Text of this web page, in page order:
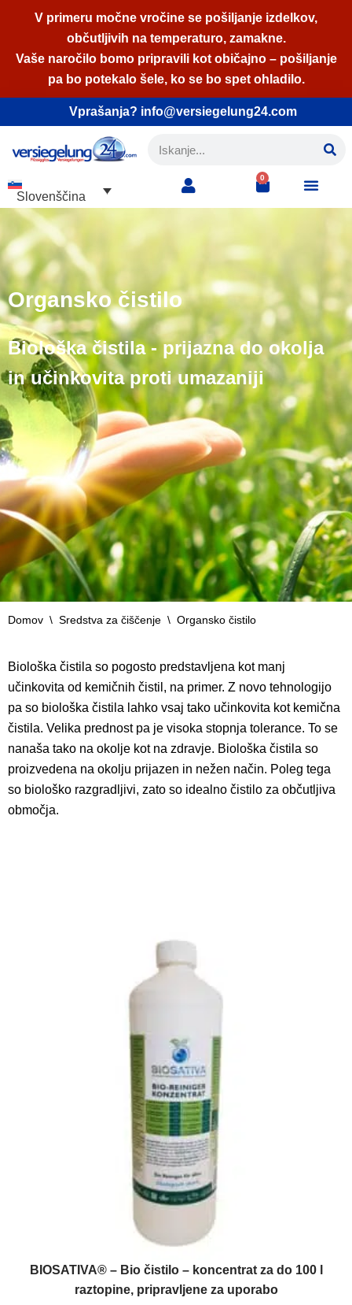
na
vsebino
V primeru močne vročine se pošiljanje izdelkov,
občutljivih na temperaturo, zamakne.
Vaše naročilo bomo pripravili kot običajno – pošiljanje
pa bo potekalo šele, ko se bo spet ohladilo.
Vprašanja? info@versiegelung24.com
Slovenščina
0
Organsko čistilo
Biološka čistila - prijazna do okolja
in učinkovita proti umazaniji
Domov \ Sredstva za čiščenje \ Organsko čistilo
Biološka čistila so pogosto predstavljena kot manj
učinkovita od kemičnih čistil, na primer. Z novo tehnologijo
pa so biološka čistila lahko vsaj tako učinkovita kot kemična
čistila. Velika prednost pa je visoka stopnja tolerance. To se
nanaša tako na okolje kot na zdravje. Biološka čistila so
proizvedena na okolju prijazen in nežen način. Poleg tega
so biološko razgradljivi, zato so idealno čistilo za občutljiva
območja.
BIOSATIVA® – Bio čistilo – koncentrat za do 100 l
raztopine, pripravljene za uporabo